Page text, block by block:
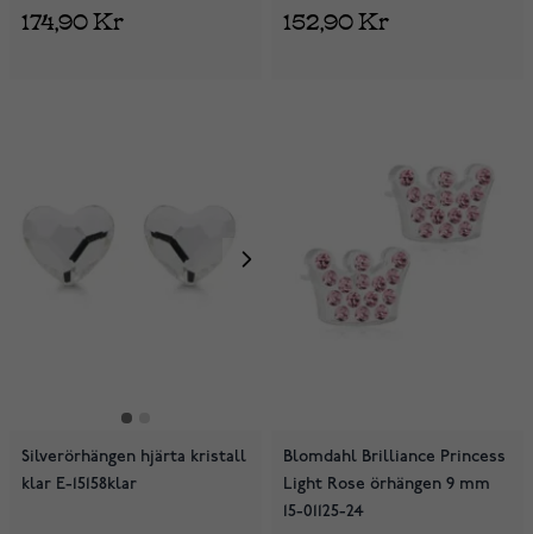
174,90 Kr 152,90 Kr
Silverörhängen hjärta kristall
klar E-15158klar
Blomdahl Brilliance Princess
Light Rose örhängen 9 mm
15-01125-24